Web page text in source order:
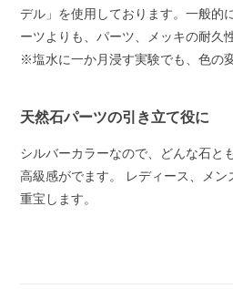
デル」を使用しております。一般的
ーツよりも、パーツ、メッキの耐久
※塩水に一か月浸す実験でも、色の
天然石パーツの引き立て役に
シルバーカラーなので、どんな石と
高級感がでます。 レディース、メン
重宝します。